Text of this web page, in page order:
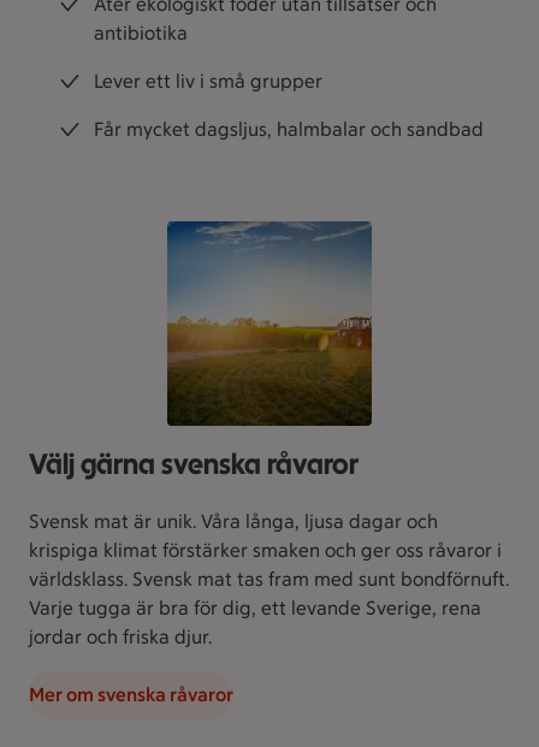
antibiotika
Lever ett liv i små grupper
Får mycket dagsljus, halmbalar och sandbad
Välj gärna svenska råvaror
Svensk mat är unik. Våra långa, ljusa dagar och
krispiga klimat förstärker smaken och ger oss råvaror i
världsklass. Svensk mat tas fram med sunt bondförnuft.
Varje tugga är bra för dig, ett levande Sverige, rena
jordar och friska djur.
Mer om svenska råvaror